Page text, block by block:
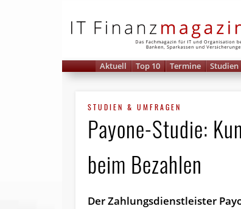
Aktuell Top 10 Termine Studien
STUDIEN & UMFRAGEN
Payone-Studie:
beim Bezahlen
Der Zahlungsdienstleister